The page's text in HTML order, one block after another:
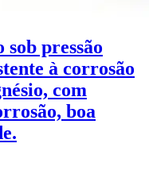
pressão
à corrosão
com
boa